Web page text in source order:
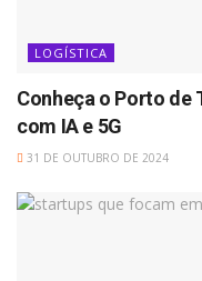
LOGÍSTICA
Conheça o Porto de
com IA e 5G
31 DE OUTUBRO DE 2024